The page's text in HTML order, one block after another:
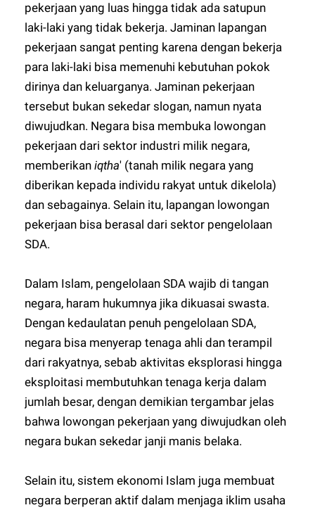
pekerjaan yang luas hingga tidak ada satupun
laki-laki yang tidak bekerja. Jaminan lapangan
pekerjaan sangat penting karena dengan bekerja
para laki-laki bisa memenuhi kebutuhan pokok
dirinya dan keluarganya. Jaminan pekerjaan
tersebut bukan sekedar slogan, namun nyata
diwujudkan. Negara bisa membuka lowongan
pekerjaan dari sektor industri milik negara,
memberikaniqtha' (tanah milik negara yang
diberikan kepada individu rakyat untuk dikelola)
dan sebagainya. Selain itu, lapangan lowongan
pekerjaan bisa berasal dari sektor pengelolaan
SDA.
Dalam Islam, pengelolaan SDA wajib di tangan
negara, haram hukumnya jika dikuasai swasta.
Dengan kedaulatan penuh pengelolaan SDA,
negara bisa menyerap tenaga ahli dan terampil
dari rakyatnya, sebab aktivitas eksplorasi hingga
eksploitasi membutuhkan tenaga kerja dalam
jumlah besar, dengan demikian tergambar jelas
bahwa lowongan pekerjaan yang diwujudkan oleh
negara bukan sekedar janji manis belaka.
Selain itu, sistem ekonomi Islam juga membuat
negara berperan aktif dalam menjaga iklim usaha